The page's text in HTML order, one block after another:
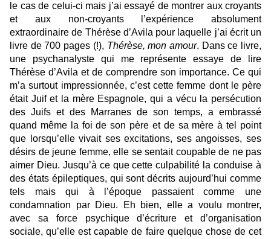
le cas de celui-ci mais j’ai essayé de montrer aux croyants
et aux non-croyants l’expérience absolument
extraordinaire de Thérèse d’Avila pour laquelle j’ai écrit un
livre de 700 pages (!), Thérèse, mon amour. Dans ce livre,
une psychanalyste qui me représente essaye de lire
Thérèse d’Avila et de comprendre son importance. Ce qui
m’a surtout impressionnée, c’est cette femme dont le père
était Juif et la mère Espagnole, qui a vécu la persécution
des Juifs et des Marranes de son temps, a embrassé
quand même la foi de son père et de sa mère à tel point
que lorsqu’elle vivait ses excitations, ses angoisses, ses
désirs de jeune femme, elle se sentait coupable de ne pas
aimer Dieu. Jusqu’à ce que cette culpabilité la conduise à
des états épileptiques, qui sont décrits aujourd’hui comme
tels mais qui à l’époque passaient comme une
condamnation par Dieu. Eh bien, elle a voulu montrer,
avec sa force psychique d’écriture et d’organisation
sociale, qu’elle est capable de faire quelque chose de cet